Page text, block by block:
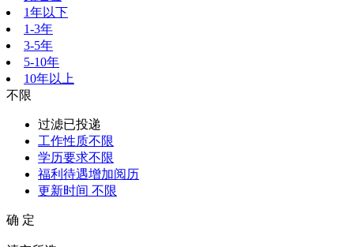
1年以下
1-3年
3-5年
5-10年
10年以上
不限
过滤已投递
工作性质不限
学历要求不限
福利待遇增加阅历
更新时间 不限
确 定